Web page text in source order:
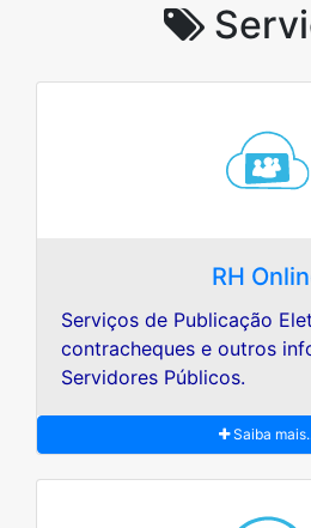
RH
Serviços de Publicação
contracheques e outros
Servidores Públicos.
Saiba